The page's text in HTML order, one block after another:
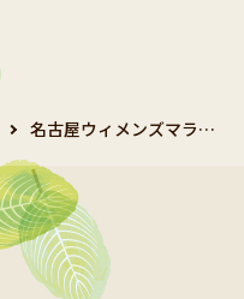
名古屋ウィメンズマラ…